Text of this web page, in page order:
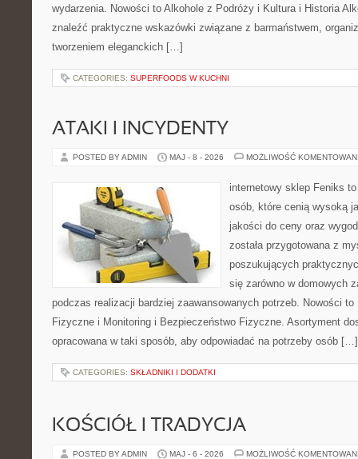
wydarzenia. Nowości to Alkohole z Podróży i Kultura i Historia
znaleźć praktyczne wskazówki związane z barmaństwem,
tworzeniem eleganckich […]
CATEGORIES: SUPERFOODS W KUCHNI
ATAKI I INCYDENTY
POSTED BY ADMIN MAJ - 8 - 2026 MOŻLIWOŚĆ
internetowy sklep Feniks
osób, które cenią wysoką
jakości do ceny oraz
została przygotowana z
poszukujących
się zarówno w domowych
podczas realizacji bardziej zaawansowanych potrzeb. Nowości
Fizyczne i Monitoring i Bezpieczeństwo Fizyczne. Asortyment
opracowana w taki sposób, aby odpowiadać na potrzeby osób […]
CATEGORIES: SKŁADNIKI I DODATKI
KOŚCIÓŁ I TRADYCJA
POSTED BY ADMIN MAJ - 6 - 2026 MOŻLIWOŚĆ